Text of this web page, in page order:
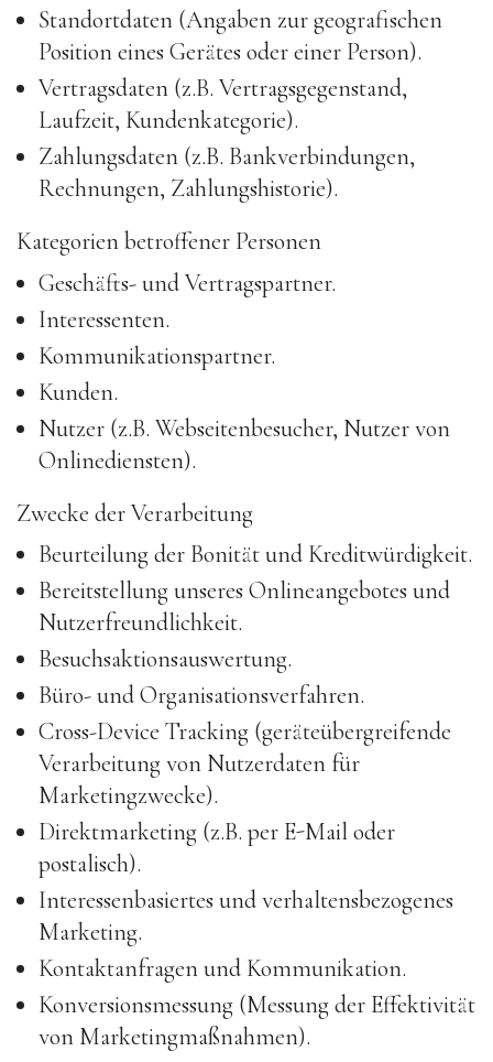
Standortdaten (Angaben zur geografischen
Position eines Gerätes oder einer Person).
Vertragsdaten (z.B. Vertragsgegenstand,
Laufzeit, Kundenkategorie).
Zahlungsdaten (z.B. Bankverbindungen,
Rechnungen, Zahlungshistorie).
Kategorien betroffener Personen
Geschäfts- und Vertragspartner.
Interessenten.
Kommunikationspartner.
Kunden.
Nutzer (z.B. Webseitenbesucher, Nutzer von
Onlinediensten).
Zwecke der Verarbeitung
Beurteilung der Bonität und Kreditwürdigkeit.
Bereitstellung unseres Onlineangebotes und
Nutzerfreundlichkeit.
Besuchsaktionsauswertung.
Büro- und Organisationsverfahren.
Cross-Device Tracking (geräteübergreifende
Verarbeitung von Nutzerdaten für
Marketingzwecke).
Direktmarketing (z.B. per E-Mail oder
postalisch).
Interessenbasiertes und verhaltensbezogenes
Marketing.
Kontaktanfragen und Kommunikation.
Konversionsmessung (Messung der Effektivität
von Marketingmaßnahmen).